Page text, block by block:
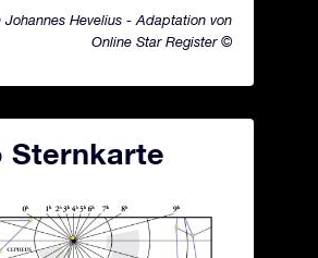
Johannes Hevelius - Adaptation von
Online Star Register ©
Sternkarte